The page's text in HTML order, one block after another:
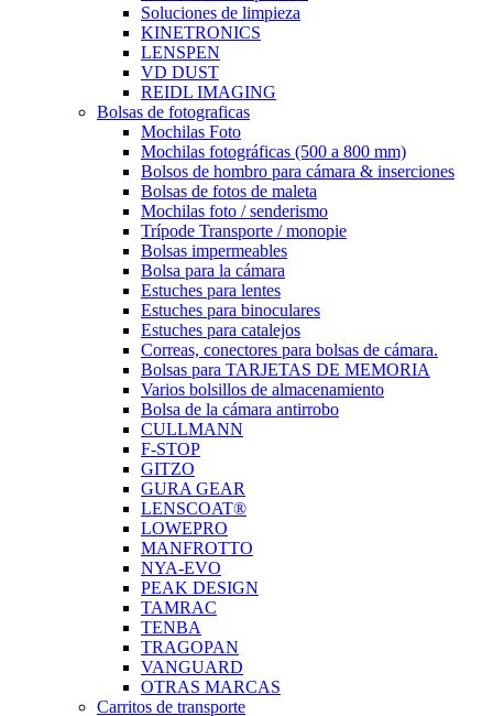
Soluciones de limpieza
KINETRONICS
LENSPEN
VD DUST
REIDL IMAGING
Bolsas de fotograficas
Mochilas Foto
Mochilas fotográficas (500 a 800 mm)
Bolsos de hombro para cámara & inserciones
Bolsas de fotos de maleta
Mochilas foto / senderismo
Trípode Transporte / monopie
Bolsas impermeables
Bolsa para la cámara
Estuches para lentes
Estuches para binoculares
Estuches para catalejos
Correas, conectores para bolsas de cámara.
Bolsas para TARJETAS DE MEMORIA
Varios bolsillos de almacenamiento
Bolsa de la cámara antirrobo
CULLMANN
F-STOP
GITZO
GURA GEAR
LENSCOAT®
LOWEPRO
MANFROTTO
NYA-EVO
PEAK DESIGN
TAMRAC
TENBA
TRAGOPAN
VANGUARD
OTRAS MARCAS
Carritos de transporte